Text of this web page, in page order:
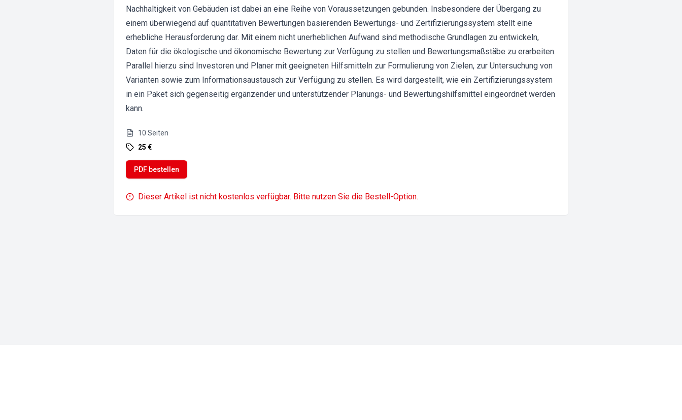
Nachhaltigkeit von Gebäuden ist dabei an eine Reihe von Voraussetzungen gebunden. Insbesondere der Übergang zu
einem überwiegend auf quantitativen Bewertungen basierenden Bewertungs- und Zertifizierungssystem stellt eine
erhebliche Herausforderung dar. Mit einem nicht unerheblichen Aufwand sind methodische Grundlagen zu entwickeln,
Daten für die ökologische und ökonomische Bewertung zur Verfügung zu stellen und Bewertungsmaßstäbe zu erarbeiten.
Parallel hierzu sind Investoren und Planer mit geeigneten Hilfsmitteln zur Formulierung von Zielen, zur Untersuchung von
Varianten sowie zum Informationsaustausch zur Verfügung zu stellen. Es wird dargestellt, wie ein Zertifizierungssystem
in ein Paket sich gegenseitig ergänzender und unterstützender Planungs- und Bewertungshilfsmittel eingeordnet werden
kann.
10 Seiten
25 €
PDF bestellen
Dieser Artikel ist nicht kostenlos verfügbar. Bitte nutzen Sie die Bestell-Option.